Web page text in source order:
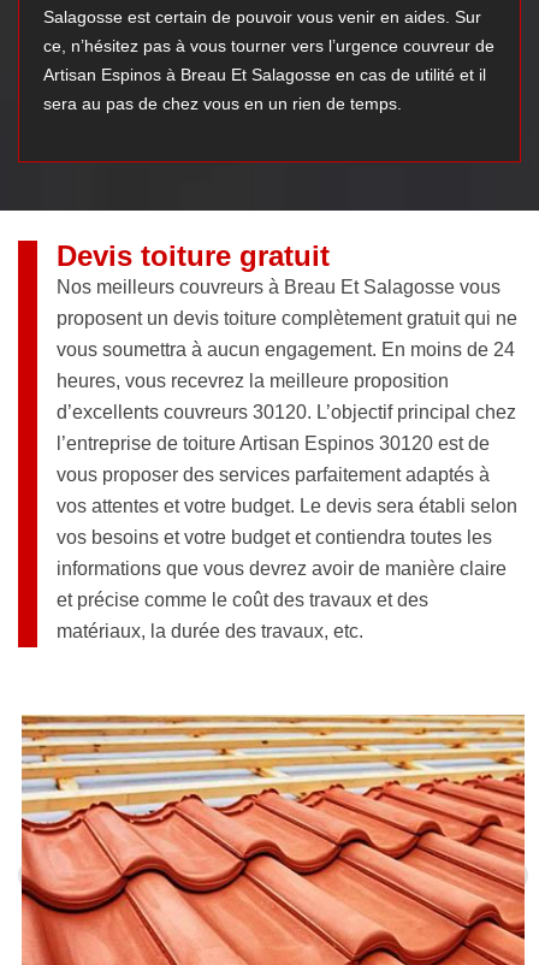
Salagosse est certain de pouvoir vous venir en aides. Sur
ce, n’hésitez pas à vous tourner vers l’urgence couvreur de
Artisan Espinos à Breau Et Salagosse en cas de utilité et il
sera au pas de chez vous en un rien de temps.
Devis toiture gratuit
Nos meilleurs couvreurs à Breau Et Salagosse vous
proposent un devis toiture complètement gratuit qui ne
vous soumettra à aucun engagement. En moins de 24
heures, vous recevrez la meilleure proposition
d’excellents couvreurs 30120. L’objectif principal chez
l’entreprise de toiture Artisan Espinos 30120 est de
vous proposer des services parfaitement adaptés à
vos attentes et votre budget. Le devis sera établi selon
vos besoins et votre budget et contiendra toutes les
informations que vous devrez avoir de manière claire
et précise comme le coût des travaux et des
matériaux, la durée des travaux, etc.